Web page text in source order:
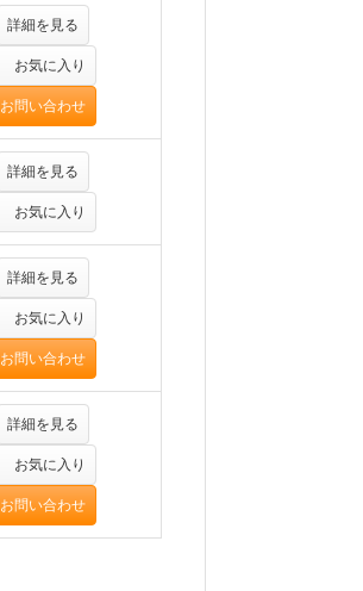
詳細を見る
お気に入り
お問い合わせ
詳細を見る
お気に入り
詳細を見る
お気に入り
お問い合わせ
詳細を見る
お気に入り
お問い合わせ